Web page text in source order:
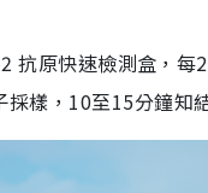
抗原快速檢測盒，每
樣，10至15分鐘知